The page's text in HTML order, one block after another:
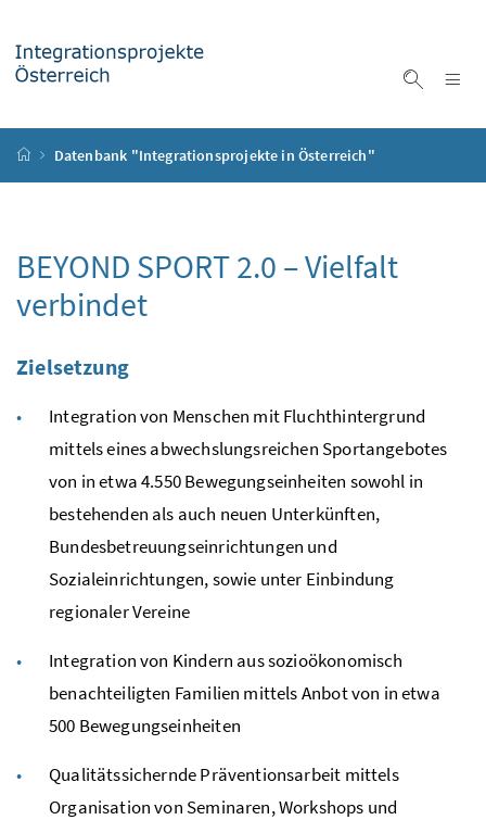
Startseite
Datenbank "Integrationsprojekte in Österreich"
BEYOND SPORT 2.0 – Vielfalt
verbindet
Zielsetzung
Integration von Menschen mit Fluchthintergrund
mittels eines abwechslungsreichen Sportangebotes
von in etwa 4.550 Bewegungseinheiten sowohl in
bestehenden als auch neuen Unterkünften,
Bundesbetreuungseinrichtungen und
Sozialeinrichtungen, sowie unter Einbindung
regionaler Vereine
Integration von Kindern aus sozioökonomisch
benachteiligten Familien mittels Anbot von in etwa
500 Bewegungseinheiten
Qualitätssichernde Präventionsarbeit mittels
Organisation von Seminaren,Workshops und